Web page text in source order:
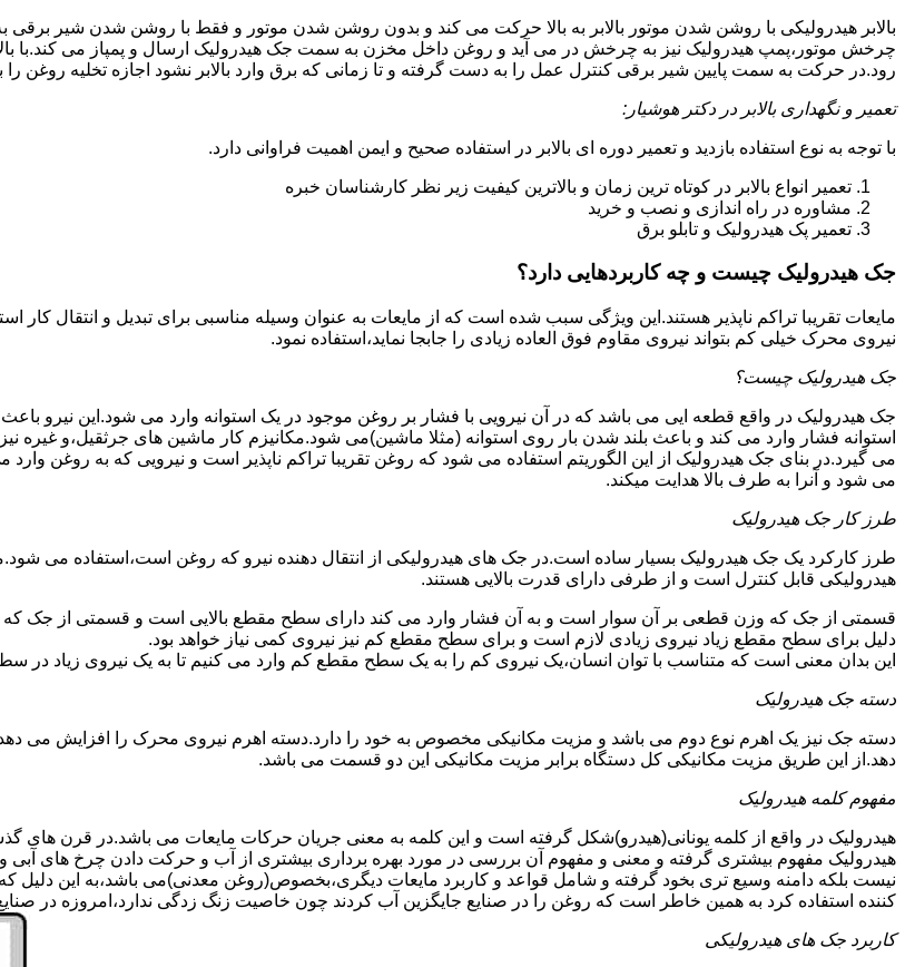
بالابر هیدرولیکی با روشن شدن موتور بالابر به بالا حرکت می کند و بدون روشن شدن موتور و فقط با روشن شدن شیر
چرخش موتور،پمپ هیدرولیک نیز به چرخش در می آید و روغن داخل مخزن به سمت جک هیدرولیک ارسال و پمپاز می کند.با
رود.در حرکت به سمت پایین شیر برقی کنترل عمل را به دست گرفته و تا زمانی که برق وارد بالابر نشود اجازه تخلیه روغن را
تعمیر و نگهداری بالابر در دکتر هوشیار:
با توجه به نوع استفاده بازدید و تعمیر دوره ای بالابر در استفاده صحیح و ایمن اهمیت فراوانی دارد.
تعمیر انواع بالابر در کوتاه ترین زمان و بالاترین کیفیت زیر نظر کارشناسان خبره
مشاوره در راه اندازی و نصب و خرید
تعمیر پک هیدرولیک و تابلو برق
جک هیدرولیک چیست و چه کاربردهایی دارد؟
مایعات تقریبا تراکم ناپذیر هستند.این ویژگی سبب شده است که از مایعات به عنوان وسیله مناسبی برای تبدیل و انتقال کار
نیروی محرک خیلی کم بتواند نیروی مقاوم فوق العاده زیادی را جابجا نماید،استفاده نمود.
جک هیدرولیک چیست؟
جک هیدرولیک در واقع قطعه ایی می باشد که در آن نیرویی با فشار بر روغن موجود در یک استوانه وارد می شود.این نیرو باعث
استوانه فشار وارد می کند و باعث بلند شدن بار روی استوانه (مثلا ماشین)می شود.مکانیزم کار ماشین های جرثقیل،و غیره
می گیرد.در بنای جک هیدرولیک از این الگوریتم استفاده می شود که روغن تقریبا تراکم ناپذیر است و نیرویی که به روغن
می شود و آنرا به طرف بالا هدایت میکند.
طرز کار جک هیدرولیک
طرز کارکرد یک جک هیدرولیک بسیار ساده است.در جک های هیدرولیکی از انتقال دهنده نیرو که روغن است،استفاده می
هیدرولیکی قابل کنترل است و از طرفی دارای قدرت بالایی هستند.
قسمتی از جک که وزن قطعی بر آن سوار است و به آن فشار وارد می کند دارای سطح مقطع بالایی است و قسمتی از جک که
دلیل برای سطح مقطع زیاد نیروی زیادی لازم است و برای سطح مقطع کم نیز نیروی کمی نیاز خواهد بود.
این بدان معنی است که متناسب با توان انسان،یک نیروی کم را به یک سطح مقطع کم وارد می کنیم تا به یک نیروی زیاد در
دسته جک هیدرولیک
دسته جک نیز یک اهرم نوع دوم می باشد و مزیت مکانیکی مخصوص به خود را دارد.دسته اهرم نیروی محرک را افزایش می
دهد.از این طریق مزیت مکانیکی کل دستگاه برابر مزیت مکانیکی این دو قسمت می باشد.
مفهوم کلمه هیدرولیک
هیدرولیک در واقع از کلمه یونانی(هیدرو)شکل گرفته است و این کلمه به معنی جریان حرکات مایعات می باشد.در قرن های
هیدرولیک مفهوم بیشتری گرفته و معنی و مفهوم آن بررسی در مورد بهره برداری بیشتری از آب و حرکت دادن چرخ های
نیست بلکه دامنه وسیع تری بخود گرفته و شامل قواعد و کاربرد مایعات دیگری،بخصوص(روغن معدنی)می باشد،به این دلیل
کننده استفاده کرد به همین خاطر است که روغن را در صنایع جایگزین آب کردند چون خاصیت زنگ زدگی ندارد،امروزه در
کاربرد جک های هیدرولیکی